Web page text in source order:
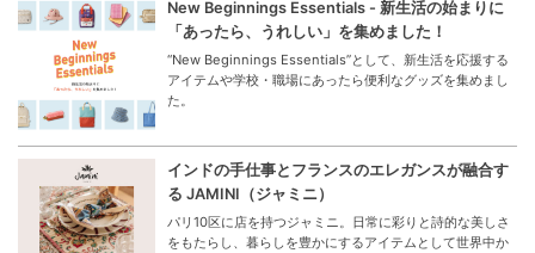
New Beginnings Essentials - 新生活の始まりに
「あったら、うれしい」を集めました！
“New Beginnings Essentials”として、新生活を応援する
アイテムや学校・職場にあったら便利なグッズを集めまし
た。
インドの手仕事とフランスのエレガンスが融合す
る JAMINI（ジャミニ）
パリ10区に店を持つジャミニ。日常に彩りと詩的な美しさ
をもたらし、暮らしを豊かにするアイテムとして世界中か